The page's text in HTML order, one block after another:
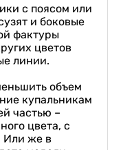
с поясом или
и боковые
фактуры
цветов
линии.
объем
купальникам
частью –
цвета, с
Или же в